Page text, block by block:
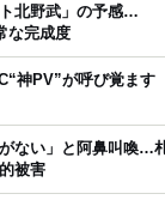
北野武」の予感…
な完成度
神PV”が呼び覚ます
ない」と阿鼻叫喚…
被害